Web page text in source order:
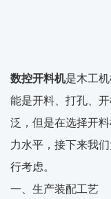
数控开料机是木工
能是开料、打孔、
泛，但是在选择开
力水平，接下来我
行考虑。
一、生产装配工艺